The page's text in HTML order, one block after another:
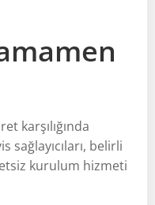
karşılığında
sağlayıcıları, belirli
kurulum hizmeti